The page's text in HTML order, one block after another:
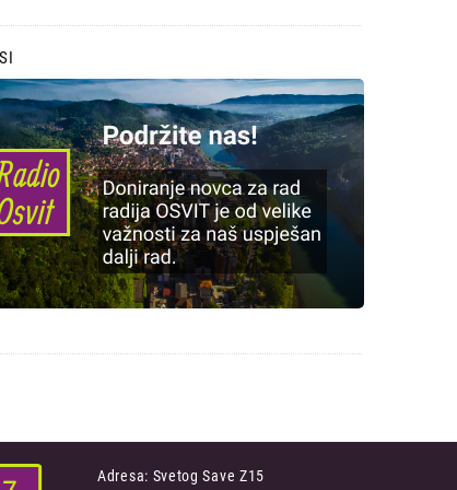
Adresa: Svetog Save Z15